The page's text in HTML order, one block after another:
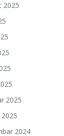
2025
2025
2025
2024